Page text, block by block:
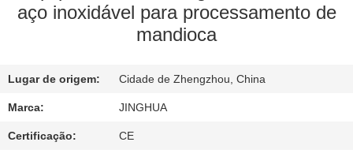
SOBRE
VISITA
À
FÁBRICA
aço inoxidável para processamento de
mandioca
Lugar de origem: Cidade de Zhengzhou, China
Marca: JINGHUA
Certificação: CE